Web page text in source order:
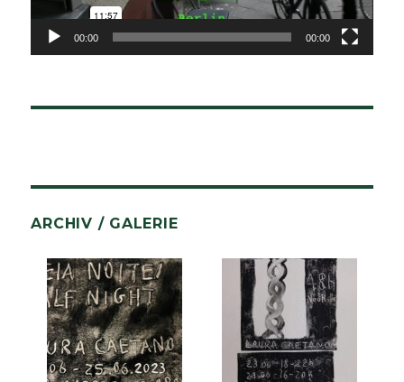
00:00 00:00
ARCHIV / GALERIE